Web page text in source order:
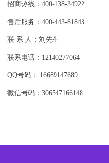
招商热线：400-138-34922
售后服务：400-443-81843
联 系 人：刘先生
联系电话：12140277064
QQ号码： 16689147689
微信号码：306547166148